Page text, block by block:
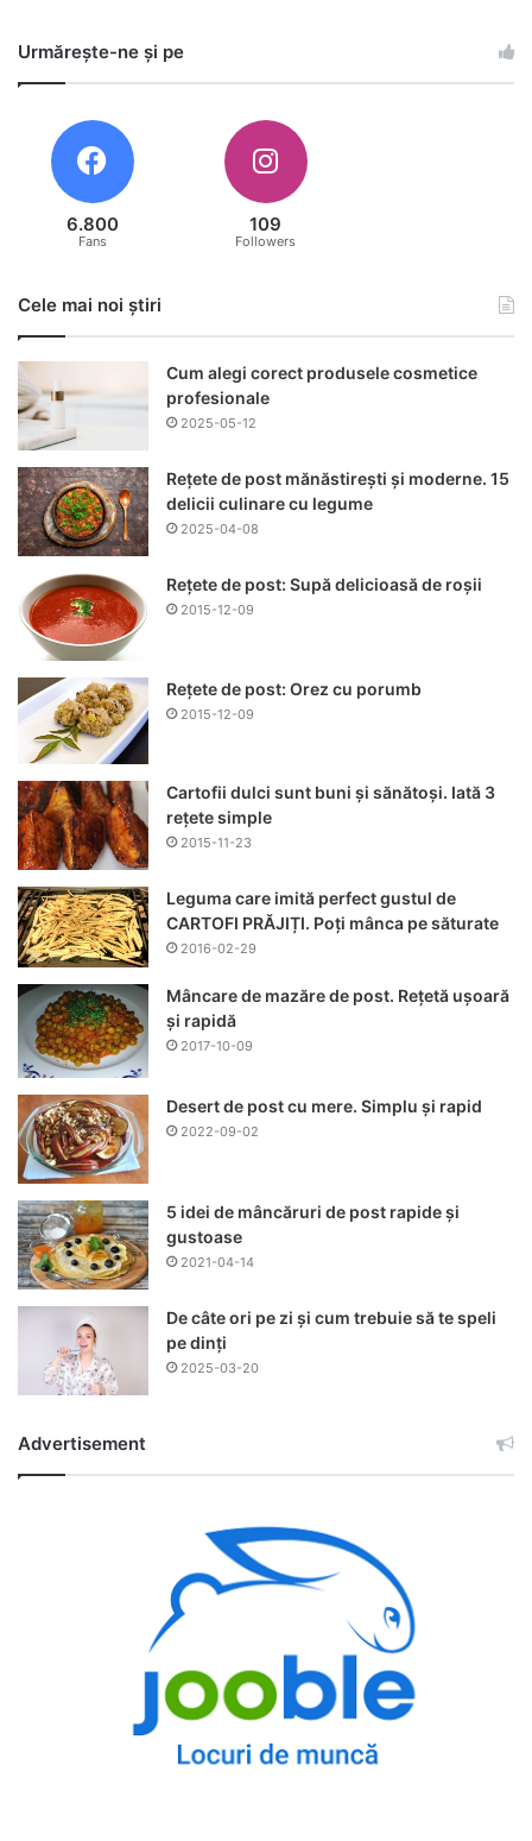
Urmărește-ne și pe
6.800
Fans
109
Followers
Cele mai noi știri
Cum alegi corect produsele cosmetice
profesionale
2025-05-12
Rețete de post mănăstirești și moderne. 15
delicii culinare cu legume
2025-04-08
Rețete de post: Supă delicioasă de roșii
2015-12-09
Rețete de post: Orez cu porumb
2015-12-09
Cartofii dulci sunt buni și sănătoși. Iată 3
rețete simple
2015-11-23
Leguma care imită perfect gustul de
CARTOFI PRĂJIȚI. Poți mânca pe săturate
2016-02-29
Mâncare de mazăre de post. Rețetă ușoară
și rapidă
2017-10-09
Desert de post cu mere. Simplu și rapid
2022-09-02
5 idei de mâncăruri de post rapide și
gustoase
2021-04-14
De câte ori pe zi și cum trebuie să te speli
pe dinți
2025-03-20
Advertisement